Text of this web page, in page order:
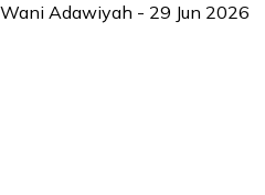
Wani Adawiyah - 29 Jun 2026